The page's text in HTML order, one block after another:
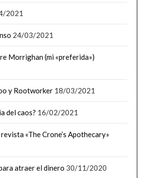
2021
24/03/2021
Morrighan (mi «preferida»)
y Rootworker 18/03/2021
del caos? 16/02/2021
«The Crone’s Apothecary»
atraer el dinero 30/11/2020